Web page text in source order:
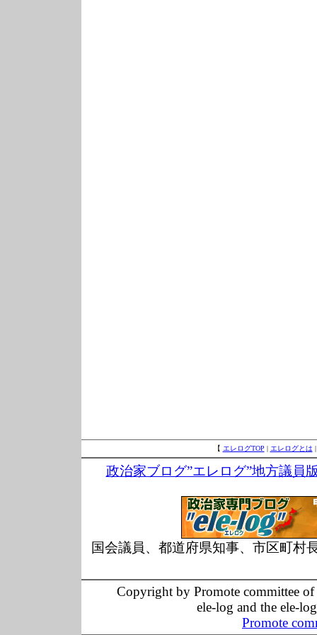
【 エレログTOP | エレログとは
政治家ブログ”エレログ”地方議員
国会議員、都道府県知事、市区町村
Copyright by Promote committee
ele-log and the ele-
Promote